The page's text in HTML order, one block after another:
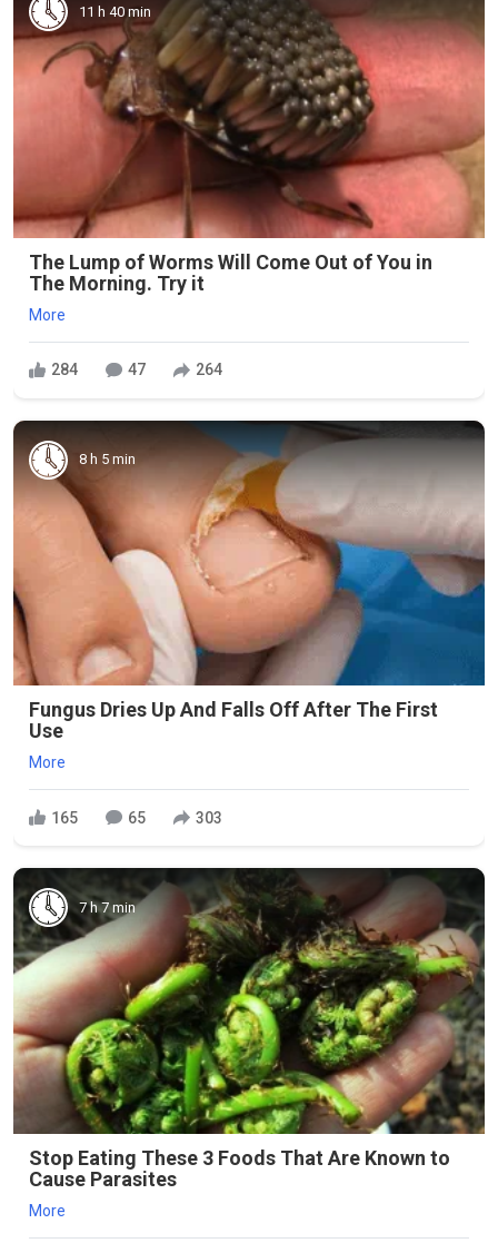
11 h 40 min
The Lump of Worms Will Come Out of You in
The Morning. Try it
More
284 47 264
8 h 5 min
Fungus Dries Up And Falls Off After The First
Use
More
165 65 303
7 h 7 min
Stop Eating These 3 Foods That Are Known to
Cause Parasites
More